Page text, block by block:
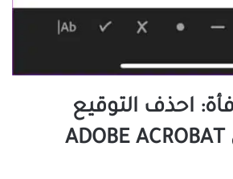
احذف التوقيع
المحفوظ في ADOBE ACROBAT